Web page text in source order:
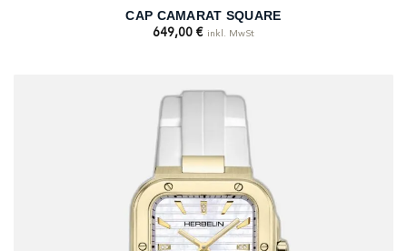
CAP CAMARAT SQUARE
649,00 € inkl. MwSt